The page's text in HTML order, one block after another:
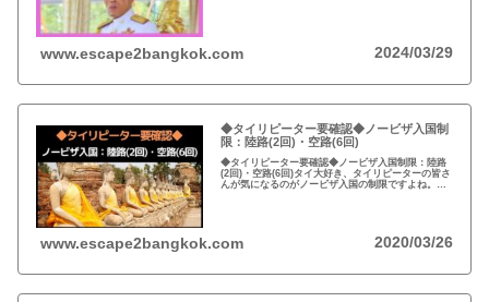
www.escape2bangkok.com 2024/03/29
◆タイリピーター要確認◆ノービザ入国制
限：陸路(2回)・空路(6回)
◆タイリピーター要確認◆ノービザ入国制限：陸路
(2回)・空路(6回)タイ大好き、タイリピーターの皆さ
んが気になるのがノービザ入国の制限ですよね。近
www.escape2bangkok.com 2020/03/26